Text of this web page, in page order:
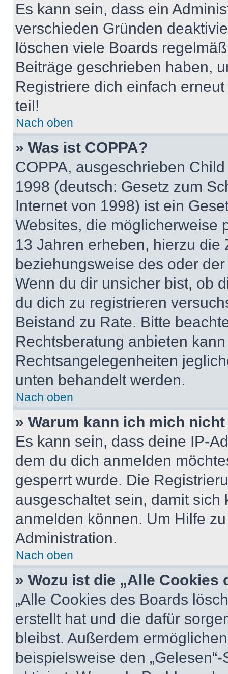
Es kann sein, dass ein
verschieden Gründen
löschen viele Boards
Beiträge geschrieben haben,
Registriere dich einfach
teil!
Nach oben
» Was ist COPPA?
COPPA, ausgeschrieben
1998 (deutsch: Gesetz zum
Internet von 1998) ist ein
Websites, die möglicherweise
13 Jahren erheben, hierzu die
beziehungsweise des oder
Wenn du dir unsicher bist, ob
du dich zu registrieren
Beistand zu Rate. Bitte
Rechtsberatung anbieten
Rechtsangelegenheiten
unten behandelt werden.
Nach oben
» Warum kann ich mich
Es kann sein, dass deine IP-
dem du dich anmelden
gesperrt wurde. Die
ausgeschaltet sein, damit
anmelden können. Um Hilfe
Administration.
Nach oben
» Wozu ist die „Alle
„Alle Cookies des Boards
erstellt hat und die dafür
bleibst. Außerdem
beispielsweise den